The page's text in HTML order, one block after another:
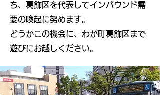
ち、葛飾区を代表してインバウンド需
要の喚起に努めます。
​どうかこの機会に、わが町葛飾区まで
遊びにお越しください。